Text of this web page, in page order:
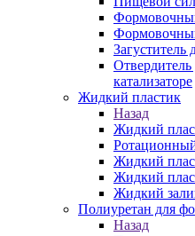
Загуститель
катализаторе
Жидкий пластик
Назад
Жидкий
Жидкий
Жидкий
Жидкий
Полиуретан для
Назад